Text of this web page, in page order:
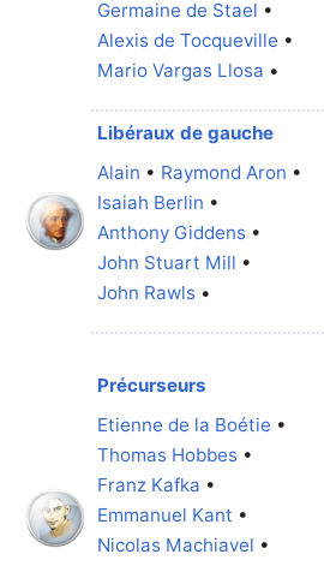
Germaine de Stael •
Alexis de Tocqueville •
Mario Vargas Llosa •
Libéraux de gauche
Alain • Raymond Aron •
Isaiah Berlin •
Anthony Giddens •
John Stuart Mill •
John Rawls •
Précurseurs
Etienne de la Boétie •
Thomas Hobbes •
Franz Kafka •
Emmanuel Kant •
Nicolas Machiavel •